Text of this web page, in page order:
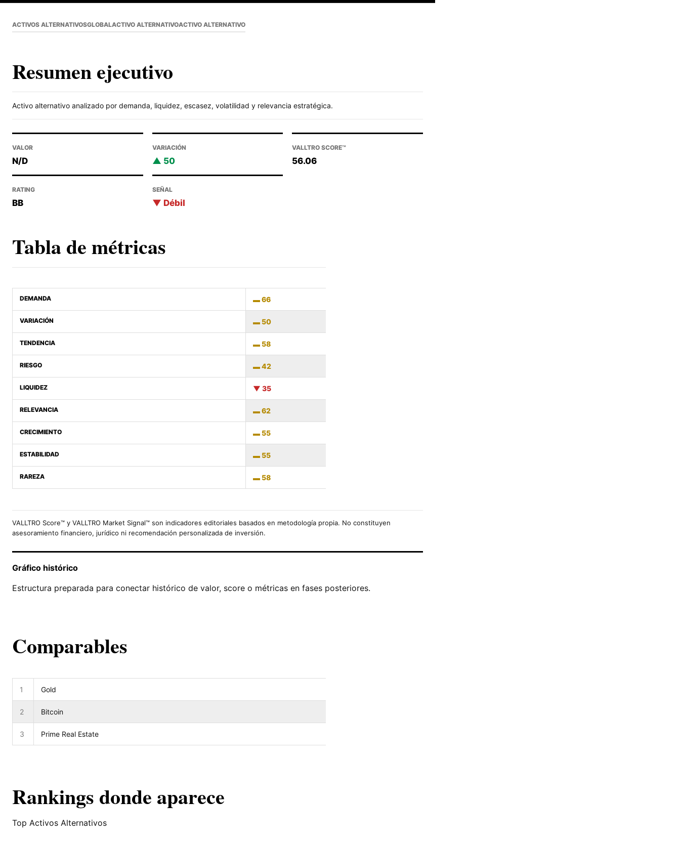
ACTIVOS ALTERNATIVOSGLOBALACTIVO ALTERNATIVOACTIVO ALTERNATIVO
Resumen ejecutivo
Activo alternativo analizado por demanda, liquidez, escasez, volatilidad y relevancia estratégica.
VALOR
N/D
VARIACIÓN
50
VALLTRO SCORE™
56.06
RATING
BB
SEÑAL
Débil
Tabla de métricas
DEMANDA 66
VARIACIÓN 50
TENDENCIA 58
RIESGO 42
LIQUIDEZ 35
RELEVANCIA 62
CRECIMIENTO 55
ESTABILIDAD 55
RAREZA 58
VALLTRO Score™ y VALLTRO Market Signal™ son indicadores editoriales basados en metodología propia. No constituyen
asesoramiento financiero, jurídico ni recomendación personalizada de inversión.
Gráfico histórico
Estructura preparada para conectar histórico de valor, score o métricas en fases posteriores.
Comparables
1 Gold
2 Bitcoin
3 Prime Real Estate
Rankings donde aparece
Top Activos Alternativos